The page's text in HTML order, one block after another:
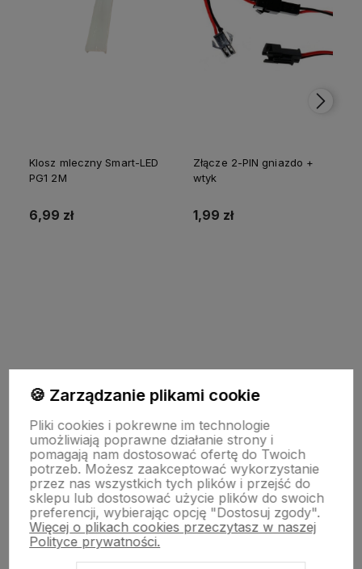
Klosz mleczny Smart-LED
PG1 2M
6,99 zł
Złącze 2-PIN gniazdo +
wtyk
1,99 zł
INFORMACJE
TECHNOLOGIA LED
DLA KUPUJĄCYCH
🍪 Zarządzanie plikami cookie
Pliki cookies i pokrewne im technologie
umożliwiają poprawne działanie strony i
pomagają nam dostosować ofertę do Twoich
potrzeb. Możesz zaakceptować wykorzystanie
przez nas wszystkich tych plików i przejść do
sklepu lub dostosować użycie plików do swoich
preferencji, wybierając opcję "Dostosuj zgody".
Więcej o plikach cookies przeczytasz w naszej
Polityce prywatności.